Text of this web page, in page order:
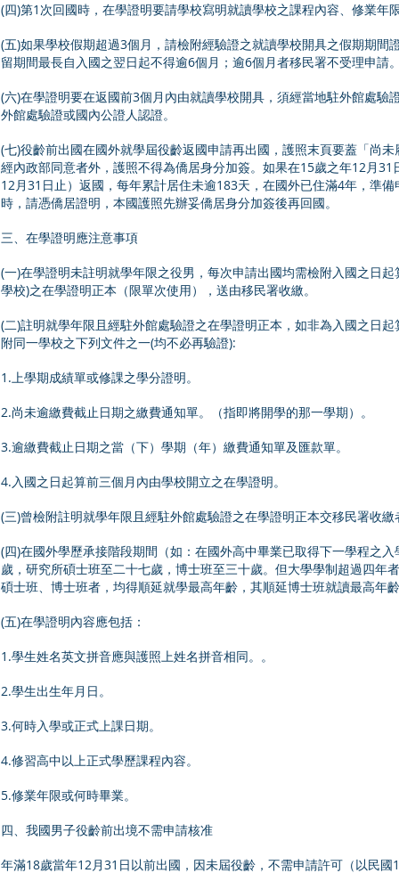
(四)第1次回國時，在學證明要請學校寫明就讀學校之課程內容、修業年
(五)如果學校假期超過3個月，請檢附經驗證之就讀學校開具之假期期
留期間最長自入國之翌日起不得逾6個月；逾6個月者移民署不受理申請
(六)在學證明要在返國前3個月內由就讀學校開具，須經當地駐外館處
外館處驗證或國內公證人認證。
(七)役齡前出國在國外就學屆役齡返國申請再出國，護照末頁要蓋「尚
經內政部同意者外，護照不得為僑居身分加簽。如果在15歲之年12月
12月31日止）返國，每年累計居住未逾183天，在國外已住滿4年，準
時，請憑僑居證明，本國護照先辦妥僑居身分加簽後再回國。
三、在學證明應注意事項
(一)在學證明未註明就學年限之役男，每次申請出國均需檢附入國之日
學校)之在學證明正本（限單次使用），送由移民署收繳。
(二)註明就學年限且經駐外館處驗證之在學證明正本，如非為入國之日
附同一學校之下列文件之一(均不必再驗證):
1.上學期成績單或修課之學分證明。
2.尚未逾繳費截止日期之繳費通知單。（指即將開學的那一學期）。
3.逾繳費截止日期之當（下）學期（年）繳費通知單及匯款單。
4.入國之日起算前三個月內由學校開立之在學證明。
(三)曾檢附註明就學年限且經駐外館處驗證之在學證明正本交移民署收
(四)在國外學歷承接階段期間（如：在國外高中畢業已取得下一學程之
歲，研究所碩士班至二十七歲，博士班至三十歲。但大學學制超過四年
碩士班、博士班者，均得順延就學最高年齡，其順延博士班就讀最高年
(五)在學證明內容應包括：
1.學生姓名英文拼音應與護照上姓名拼音相同。。
2.學生出生年月日。
3.何時入學或正式上課日期。
4.修習高中以上正式學歷課程內容。
5.修業年限或何時畢業。
四、我國男子役齡前出境不需申請核准
年滿18歲當年12月31日以前出國，因未屆役齡，不需申請許可（以民